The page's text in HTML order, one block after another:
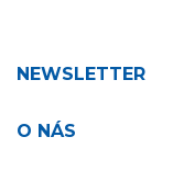
NEWSLETTER
O NÁS